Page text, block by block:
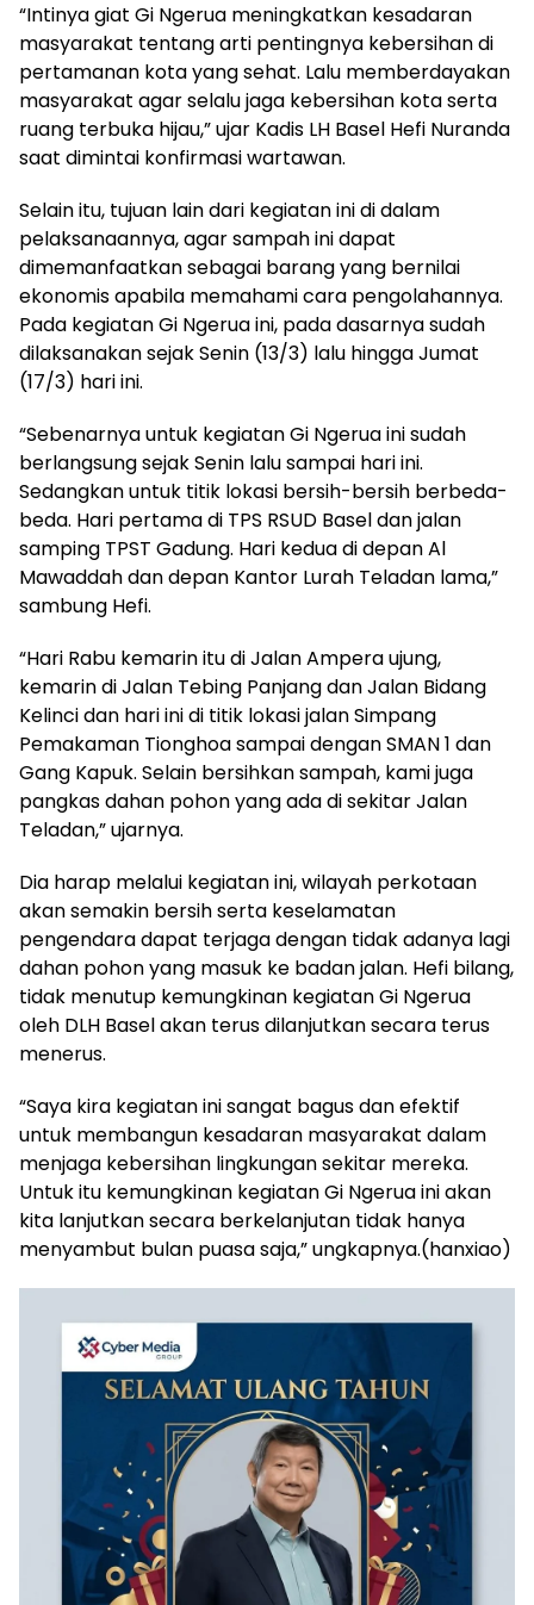
“Intinya giat Gi Ngerua meningkatkan kesadaran
masyarakat tentang arti pentingnya kebersihan di
pertamanan kota yang sehat. Lalu memberdayakan
masyarakat agar selalu jaga kebersihan kota serta
ruang terbuka hijau,” ujar Kadis LH Basel Hefi Nuranda
saat dimintai konfirmasi wartawan.
Selain itu, tujuan lain dari kegiatan ini di dalam
pelaksanaannya, agar sampah ini dapat
dimemanfaatkan sebagai barang yang bernilai
ekonomis apabila memahami cara pengolahannya.
Pada kegiatan Gi Ngerua ini, pada dasarnya sudah
dilaksanakan sejak Senin (13/3) lalu hingga Jumat
(17/3) hari ini.
“Sebenarnya untuk kegiatan Gi Ngerua ini sudah
berlangsung sejak Senin lalu sampai hari ini.
Sedangkan untuk titik lokasi bersih-bersih berbeda-
beda. Hari pertama di TPS RSUD Basel dan jalan
samping TPST Gadung. Hari kedua di depan Al
Mawaddah dan depan Kantor Lurah Teladan lama,”
sambung Hefi.
“Hari Rabu kemarin itu di Jalan Ampera ujung,
kemarin di Jalan Tebing Panjang dan Jalan Bidang
Kelinci dan hari ini di titik lokasi jalan Simpang
Pemakaman Tionghoa sampai dengan SMAN 1 dan
Gang Kapuk. Selain bersihkan sampah, kami juga
pangkas dahan pohon yang ada di sekitar Jalan
Teladan,” ujarnya.
Dia harap melalui kegiatan ini, wilayah perkotaan
akan semakin bersih serta keselamatan
pengendara dapat terjaga dengan tidak adanya lagi
dahan pohon yang masuk ke badan jalan. Hefi bilang,
tidak menutup kemungkinan kegiatan Gi Ngerua
oleh DLH Basel akan terus dilanjutkan secara terus
menerus.
“Saya kira kegiatan ini sangat bagus dan efektif
untuk membangun kesadaran masyarakat dalam
menjaga kebersihan lingkungan sekitar mereka.
Untuk itu kemungkinan kegiatan Gi Ngerua ini akan
kita lanjutkan secara berkelanjutan tidak hanya
menyambut bulan puasa saja,” ungkapnya.(hanxiao)